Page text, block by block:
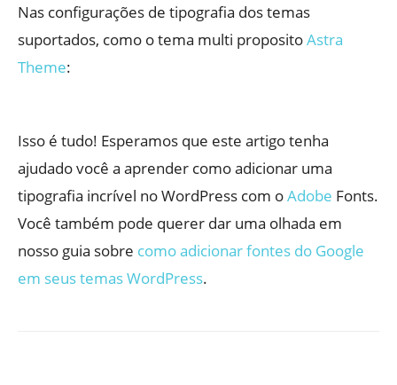
Nas configurações de tipografia dos temas
suportados, como o tema multi propositoAstra
Theme:
Isso é tudo! Esperamos que este artigo tenha
ajudado você a aprender como adicionar uma
tipografia incrível no WordPress com oAdobe Fonts.
Você também pode querer dar uma olhada em
nosso guia sobre como adicionar fontes do Google
em seus temas WordPress.